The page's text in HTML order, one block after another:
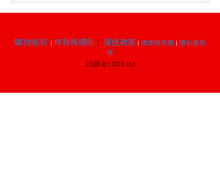
購物說明 | 條款與細則 | 運送政策 | 退換貨政策 | 隱私權政
策
2020 © LODC.ltd